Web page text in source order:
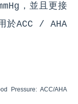
，並且更接
於ACC / AHA
Pressure: ACC/AHA